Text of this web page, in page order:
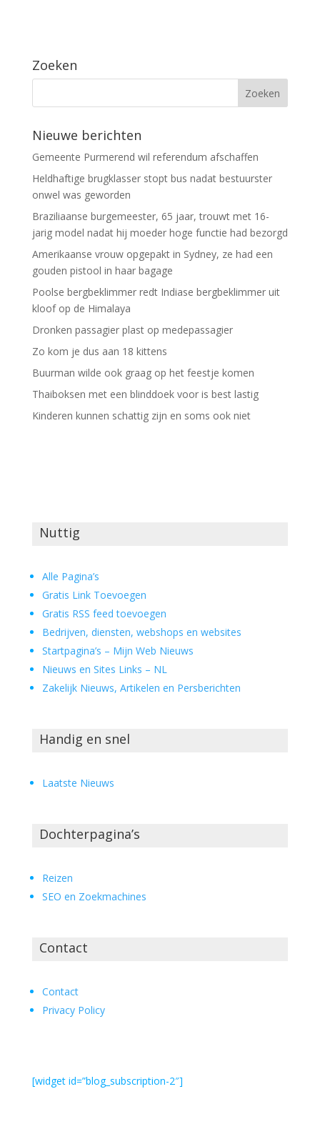
Zoeken
Nieuwe berichten
Gemeente Purmerend wil referendum afschaffen
Heldhaftige brugklasser stopt bus nadat bestuurster
onwel was geworden
Braziliaanse burgemeester, 65 jaar, trouwt met 16-
jarig model nadat hij moeder hoge functie had bezorgd
Amerikaanse vrouw opgepakt in Sydney, ze had een
gouden pistool in haar bagage
Poolse bergbeklimmer redt Indiase bergbeklimmer uit
kloof op de Himalaya
Dronken passagier plast op medepassagier
Zo kom je dus aan 18 kittens
Buurman wilde ook graag op het feestje komen
Thaiboksen met een blinddoek voor is best lastig
Kinderen kunnen schattig zijn en soms ook niet
Nuttig
Alle Pagina’s
Gratis Link Toevoegen
Gratis RSS feed toevoegen
Bedrijven, diensten, webshops en websites
Startpagina’s – Mijn Web Nieuws
Nieuws en Sites Links – NL
Zakelijk Nieuws, Artikelen en Persberichten
Handig en snel
Laatste Nieuws
Dochterpagina’s
Reizen
SEO en Zoekmachines
Contact
Contact
Privacy Policy
[widget id=”blog_subscription-2″]